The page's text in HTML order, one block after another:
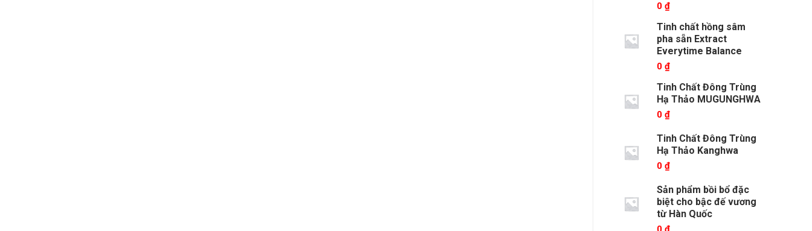
0 ₫
Tinh chất hồng sâm
pha sẵn Extract
Everytime Balance
0 ₫
Tinh Chất Đông Trùng
Hạ Thảo MUGUNGHWA
0 ₫
Tinh Chất Đông Trùng
Hạ Thảo Kanghwa
0 ₫
Sản phẩm bồi bổ đặc
biệt cho bậc đế vương
từ Hàn Quốc